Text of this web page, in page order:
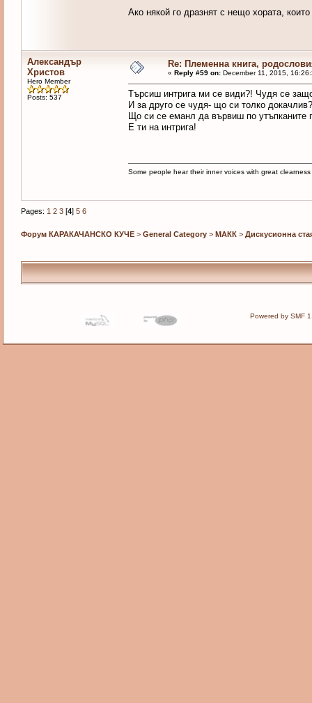
Ако някой го дразнят с нещо хората,
Александър
Христов
Hero Member
Posts: 537
Re: Племенна книга,
« Reply #59 on:December 11, 2015,
Търсиш интрига ми се види?! Чудя се
И за друго се чудя- що си толко
Що си се еманл да вървиш по утъпканите
Е ти на интрига!
Some people hear their inner voices with great
Pages: 1 2 3[4] 5 6
Форум КАРАКАЧАНСКО КУЧЕ> General Category> МАКК> Дискусионна
Powered by SMF